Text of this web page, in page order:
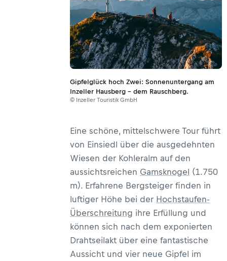
Gipfelglück hoch Zwei: Sonnenuntergang am
Inzeller Hausberg – dem Rauschberg.
© Inzeller Touristik GmbH
Eine schöne, mittelschwere Tour führt
von Einsiedl über die ausgedehnten
Wiesen der Kohleralm auf den
aussichtsreichen Gamsknogel (1.750
m). Erfahrene Bergsteiger finden in
luftiger Höhe bei der Hochstaufen-
Überschreitung ihre Erfüllung und
können sich nach dem exponierten
Drahtseilakt über eine fantastische
Aussicht und vier neue Gipfel im